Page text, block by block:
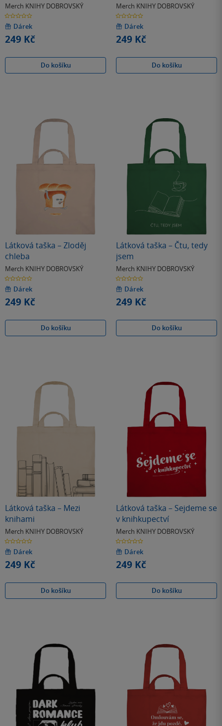
Merch KNIHY DOBROVSKÝ
0.0
z
5
hvězdiček
Dárek
249 Kč
Do košíku
Merch KNIHY DOBROVSKÝ
0.0
z
5
hvězdiček
Dárek
249 Kč
Do košíku
Látková taška – Zloděj
chleba
Merch KNIHY DOBROVSKÝ
0.0
z
5
hvězdiček
Dárek
249 Kč
Do košíku
Látková taška – Čtu, tedy
jsem
Merch KNIHY DOBROVSKÝ
0.0
z
5
hvězdiček
Dárek
249 Kč
Do košíku
Látková taška – Mezi
knihami
Merch KNIHY DOBROVSKÝ
0.0
z
5
hvězdiček
Dárek
249 Kč
Do košíku
Látková taška – Sejdeme se
v knihkupectví
Merch KNIHY DOBROVSKÝ
0.0
z
5
hvězdiček
Dárek
249 Kč
Do košíku